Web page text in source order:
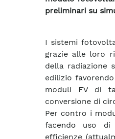
preliminari su
I sistemi
grazie alle loro
della radiazione
edilizio
moduli FV di
conversione di
Per contro i
facendo uso di
efficienze